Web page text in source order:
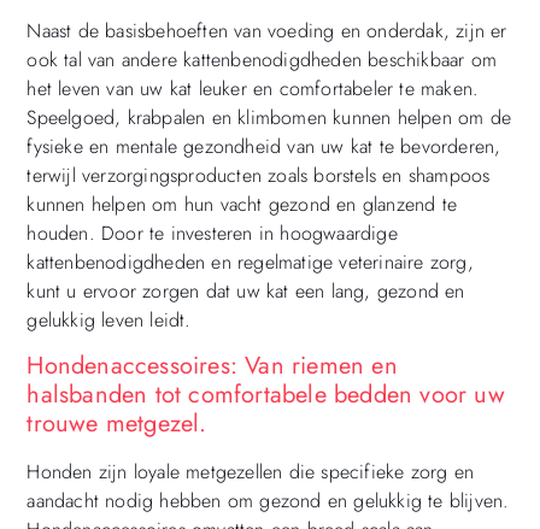
Naast de basisbehoeften van voeding en onderdak, zijn er
ook tal van andere kattenbenodigdheden beschikbaar om
het leven van uw kat leuker en comfortabeler te maken.
Speelgoed, krabpalen en klimbomen kunnen helpen om de
fysieke en mentale gezondheid van uw kat te bevorderen,
terwijl verzorgingsproducten zoals borstels en shampoos
kunnen helpen om hun vacht gezond en glanzend te
houden. Door te investeren in hoogwaardige
kattenbenodigdheden en regelmatige veterinaire zorg,
kunt u ervoor zorgen dat uw kat een lang, gezond en
gelukkig leven leidt.
Hondenaccessoires: Van riemen en
halsbanden tot comfortabele bedden voor uw
trouwe metgezel.
Honden zijn loyale metgezellen die specifieke zorg en
aandacht nodig hebben om gezond en gelukkig te blijven.